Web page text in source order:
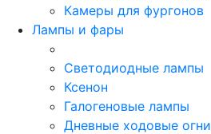
Камеры для фургонов
Лампы и фары
Светодиодные лампы
Ксенон
Галогеновые лампы
Дневные ходовые огни